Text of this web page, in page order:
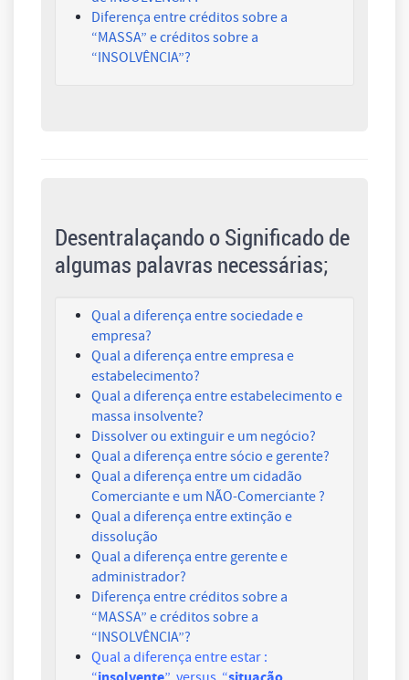
Diferença entre créditos sobre a
“MASSA” e créditos sobre a
“INSOLVÊNCIA”?
Desentralaçando o Significado de
algumas palavras necessárias;
Qual a diferença entre sociedade e
empresa?
Qual a diferença entre empresa e
estabelecimento?
Qual a diferença entre estabelecimento e
massa insolvente?
Dissolver ou extinguir e um negócio?
Qual a diferença entre sócio e gerente?
Qual a diferença entre um cidadão
Comerciante e um NÃO-Comerciante ?
Qual a diferença entre extinção e
dissolução
Qual a diferença entre gerente e
administrador?
Diferença entre créditos sobre a
“MASSA” e créditos sobre a
“INSOLVÊNCIA”?
Qual a diferença entre estar :